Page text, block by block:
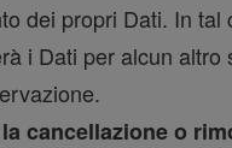
dei propri Dati. In tal
i Dati per alcun altro
cancellazione o